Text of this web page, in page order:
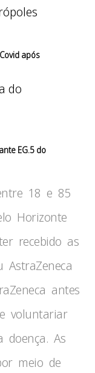
após
EG.5 do
18 e 85
Horizonte
recebido as
AstraZeneca
antes
voluntariar
doença. As
meio de